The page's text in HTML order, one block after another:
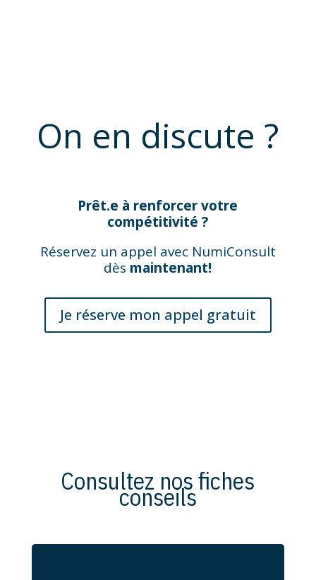
On en discute ?
Prêt.e à renforcer votre
compétitivité ?
Réservez un appel avec NumiConsult
dès maintenant!
Je réserve mon appel gratuit
Consultez nos fiches
conseils